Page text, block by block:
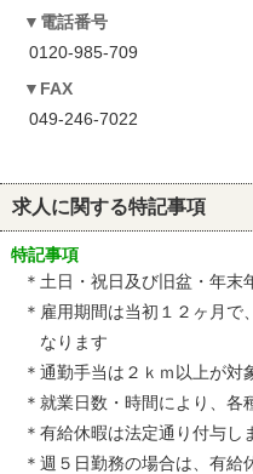
電話番号
0120-985-709
FAX
049-246-7022
求人に関する特記事項
特記事項
＊土日・祝日及び旧盆・年
＊雇用期間は当初１２ヶ月で
なります
＊通勤手当は２ｋｍ以上が対
＊就業日数・時間により、
＊有給休暇は法定通り付与し
＊週５日勤務の場合は、有給